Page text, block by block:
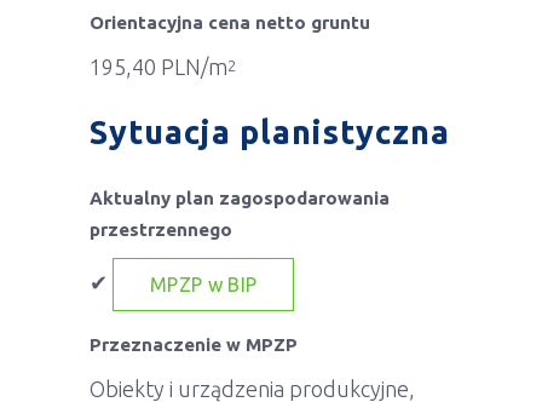
Orientacyjna cena netto gruntu
195,40 PLN/m2
Sytuacja planistyczna
Aktualny plan zagospodarowania
przestrzennego
✔ MPZP w BIP
Przeznaczenie w MPZP
Obiekty i urządzenia produkcyjne,